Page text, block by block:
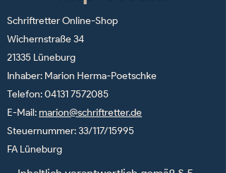
Schriftretter Online-Shop
Wichernstraße 34
21335 Lüneburg
Inhaber: Marion Herma-Poetschke
Telefon:04131 7572085
E-Mail:marion@schriftretter.de
Steuernummer: 33/117/15995
FA Lüneburg